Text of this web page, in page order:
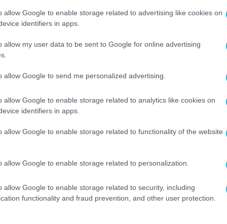
allow Google to enable storage related to advertising like cookies on
identifiers in apps.
allow my user data to be sent to Google for online advertising
allow Google to send me personalized advertising.
allow Google to enable storage related to analytics like cookies on
identifiers in apps.
allow Google to enable storage related to functionality of the website
allow Google to enable storage related to personalization.
allow Google to enable storage related to security, including
functionality and fraud prevention, and other user protection.
τη χρήση δεδομένων για στοχευμένη και
των υπηρεσιών, π.χ. όταν
και υπηρεσίες διαπροσωπικών
που στοχεύουν στη διάλυση των μικρών
πρόσβασης» στην αγορά
θα μπορεί να επιβάλει περιορισμούς στη
που υπάγονται στην πράξη για τις
κάθε ζημία στην εσωτερική αγορά και να
θα είναι επίσης υποχρεωμένοι να
σχεδιαζόμενη συγκέντρωση μεταξύ
αρχών ανταγωνισμού, ενώ στην αρμοδιότητα